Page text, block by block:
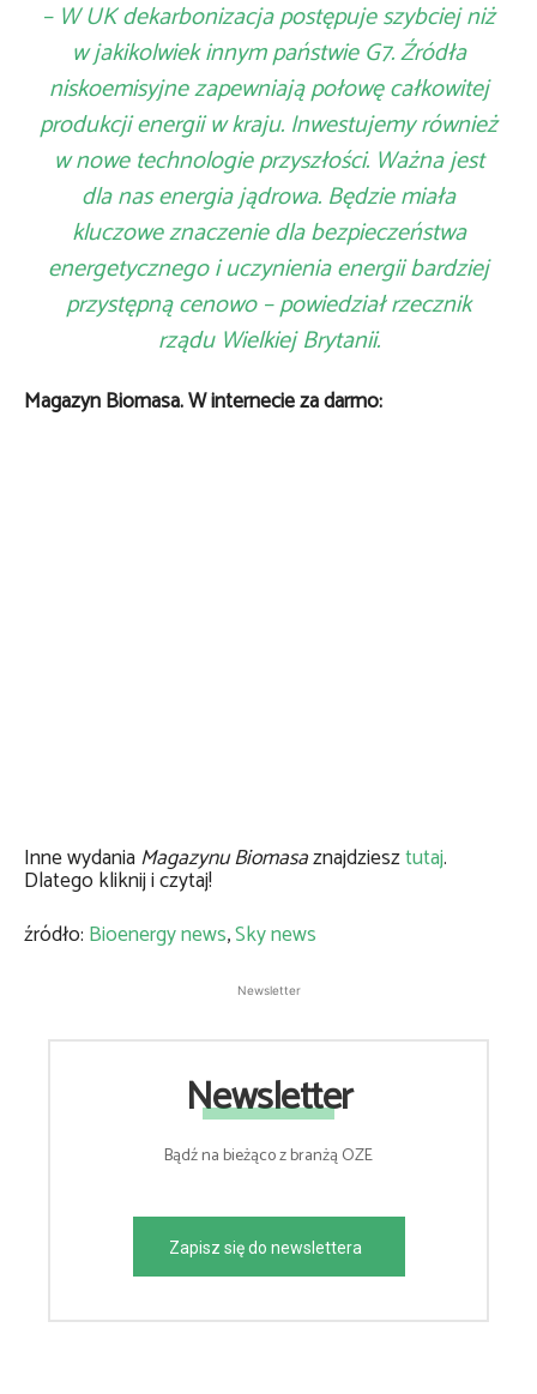
– W UK dekarbonizacja postępuje szybciej niż
w jakikolwiek innym państwie G7. Źródła
niskoemisyjne zapewniają połowę całkowitej
produkcji energii w kraju. Inwestujemy również
w nowe technologie przyszłości. Ważna jest
dla nas energia jądrowa. Będzie miała
kluczowe znaczenie dla bezpieczeństwa
energetycznego i uczynienia energii bardziej
przystępną cenowo – powiedział rzecznik
rządu Wielkiej Brytanii.
Magazyn Biomasa. W internecie za darmo:
Inne wydaniaMagazynu Biomasaznajdziesztutaj.
Dlatego kliknij i czytaj!
źródło: Bioenergy news,Sky news
Newsletter
Newsletter
Bądź na bieżąco z branżą OZE
Zapisz się do newslettera